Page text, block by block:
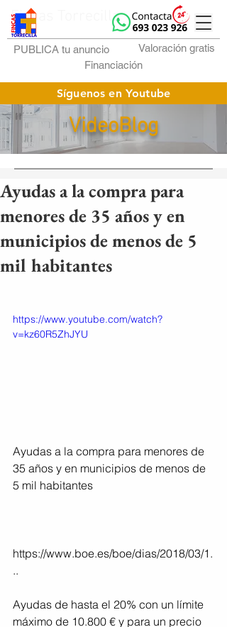
Fincas Torrecilla
PUBLICA tu anuncio
Valoración gratis
Financiación
Síguenos en Youtube
VideoBlog
Ayudas a la compra para
menores de 35 años y en
municipios de menos de 5
mil habitantes
https://www.youtube.com/watch?
v=kz60R5ZhJYU
Ayudas a la compra para menores de
35 años y en municipios de menos de
5 mil habitantes
https://www.boe.es/boe/dias/2018/03/1.
..
Ayudas de hasta el 20% con un límite
máximo de 10.800 € y para un precio